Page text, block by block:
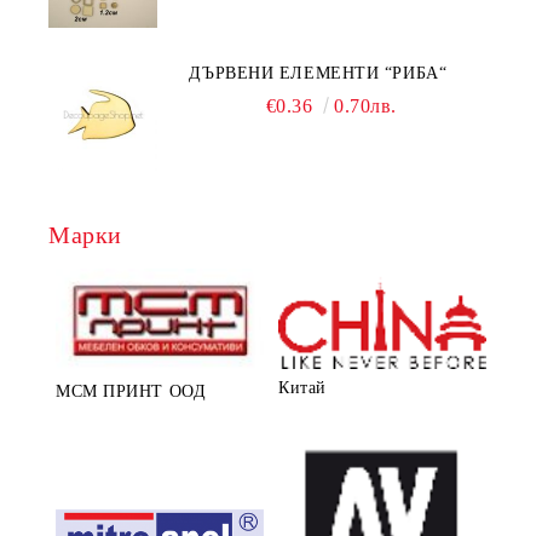
ДЪРВЕНИ ЕЛЕМЕНТИ “РИБА“
€0.36 0.70лв.
Марки
МСМ ПРИНТ ООД Китай